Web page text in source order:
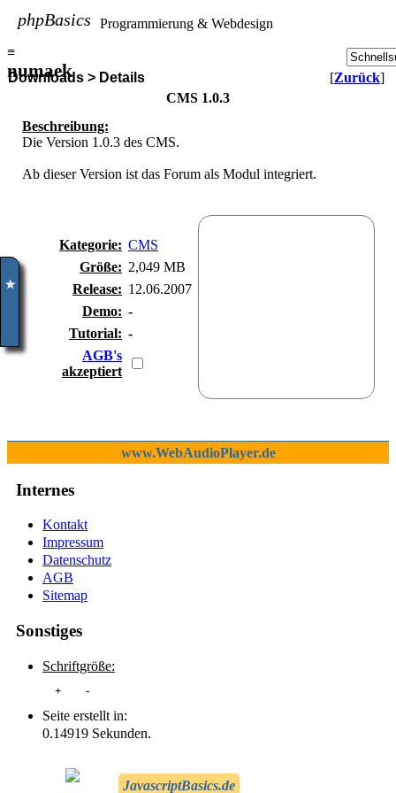
✮
phpBasics
Programmierung & Webdesign
≡
numaek
Downloads > Details [Zurück]
CMS 1.0.3
Beschreibung:
Die Version 1.0.3 des CMS.
Ab dieser Version ist das Forum als Modul integriert.
Kategorie: CMS
Größe: 2,049 MB
Release: 12.06.2007
Demo: -
Tutorial: -
AGB's
akzeptiert
www.WebAudioPlayer.de
Internes
Kontakt
Impressum
Datenschutz
AGB
Sitemap
Sonstiges
Schriftgröße:
+ -
Seite erstellt in:
0.14919 Sekunden.
JavascriptBasics.de